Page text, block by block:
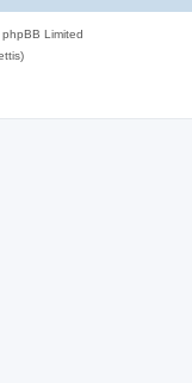
Limited